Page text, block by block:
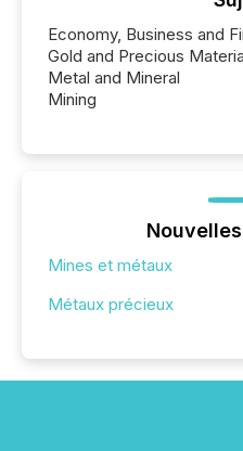
Economy, Business and
Gold and Precious
Metal and Mineral
Mining
Mines et métaux
Métaux précieux